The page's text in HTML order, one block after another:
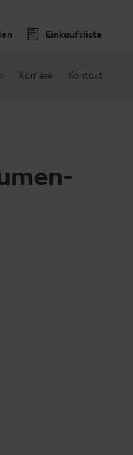
Einkaufsliste
Karriere Kontakt